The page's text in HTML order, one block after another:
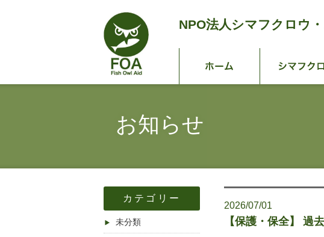
NPO法人 シマフクロウ
ホーム
お知らせ
2026/07/01
【保護・保全】 過
カテゴリー
未分類